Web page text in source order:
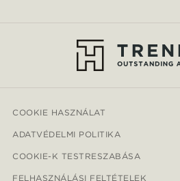
COOKIE HASZNÁLAT
ADATVÉDELMI POLITIKA
COOKIE-K TESTRESZABÁSA
FELHASZNÁLÁSI FELTÉTELEK